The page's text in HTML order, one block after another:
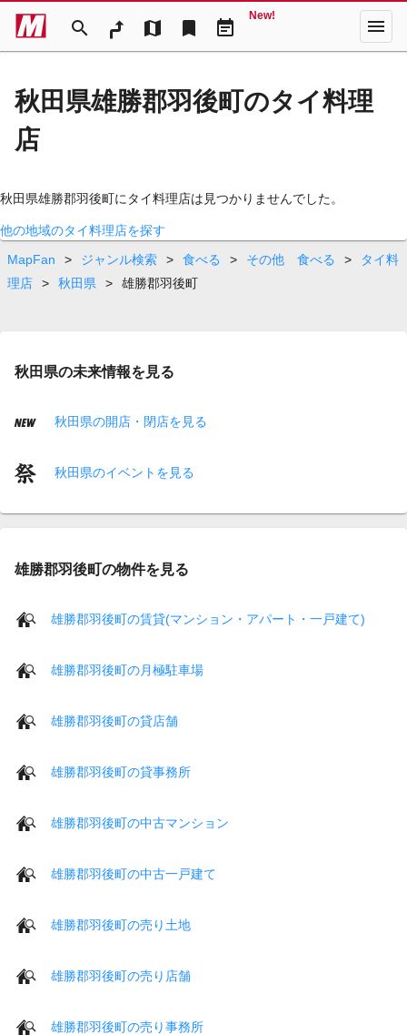
search map bookmark event_note
New! menu
秋田県雄勝郡羽後町のタイ料理
店
秋田県雄勝郡羽後町にタイ料理店は見つかりませんでした。
他の地域のタイ料理店を探す
MapFan
> ジャンル検索 > 食べる > その他 食べる >
タイ料
理店
> 秋田県 > 雄勝郡羽後町
秋田県の未来情報を見る
秋田県の開店・閉店を見る
秋田県のイベントを見る
雄勝郡羽後町の物件を見る
雄勝郡羽後町の賃貸(マンション・アパート・一戸建て)
雄勝郡羽後町の月極駐車場
雄勝郡羽後町の貸店舗
雄勝郡羽後町の貸事務所
雄勝郡羽後町の中古マンション
雄勝郡羽後町の中古一戸建て
雄勝郡羽後町の売り土地
雄勝郡羽後町の売り店舗
雄勝郡羽後町の売り事務所